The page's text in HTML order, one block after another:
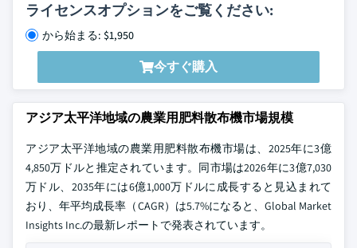
ライセンスオプションをご覧ください:
から始まる: $1,950
今すぐ購入
アジア太平洋地域の農業用肥料散布機市場規模
アジア太平洋地域の農業用肥料散布機市場は、2025年に3億
4,850万ドルと推定されています。同市場は2026年に3億7,030
万ドル、2035年には6億1,000万ドルに成長すると見込まれて
おり、年平均成長率（CAGR）は5.7%になると、Global Market
Insights Inc.の最新レポートで発表されています。